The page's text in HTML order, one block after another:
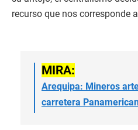
recurso que nos corresponde
MIRA:
Arequipa: Mineros
carretera